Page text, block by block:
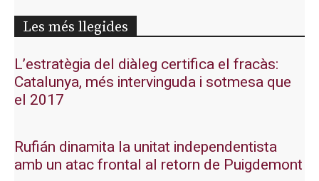
Les més llegides
L’estratègia del diàleg certifica el fracàs:
Catalunya, més intervinguda i sotmesa que
el 2017
Rufián dinamita la unitat independentista
amb un atac frontal al retorn de Puigdemont